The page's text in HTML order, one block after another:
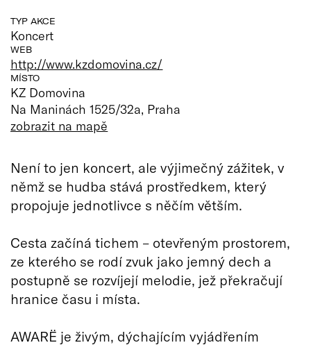
TYP AKCE
Koncert
WEB
http://www.kzdomovina.cz/
MÍSTO
KZ Domovina
Na Maninách 1525/32a, Praha
zobrazit na mapě
Není to jen koncert, ale výjimečný zážitek, v
němž se hudba stává prostředkem, který
propojuje jednotlivce s něčím větším.
Cesta začíná tichem – otevřeným prostorem,
ze kterého se rodí zvuk jako jemný dech a
postupně se rozvíjejí melodie, jež překračují
hranice času i místa.
AWARË je živým, dýchajícím vyjádřením